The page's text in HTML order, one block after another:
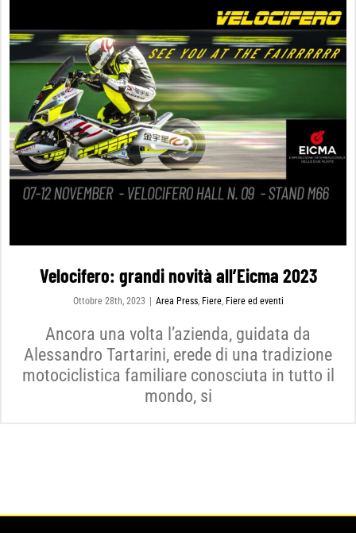
Velocifero: grandi novità all’Eicma 2023
Ottobre 28th, 2023 Area Press, Fiere, Fiere ed eventi
Ancora una volta l’azienda, guidata da
Alessandro Tartarini, erede di una tradizione
motociclistica familiare conosciuta in tutto il
mondo, si